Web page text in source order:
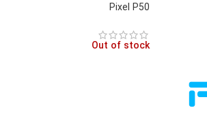
Pixel P50
Out of stock